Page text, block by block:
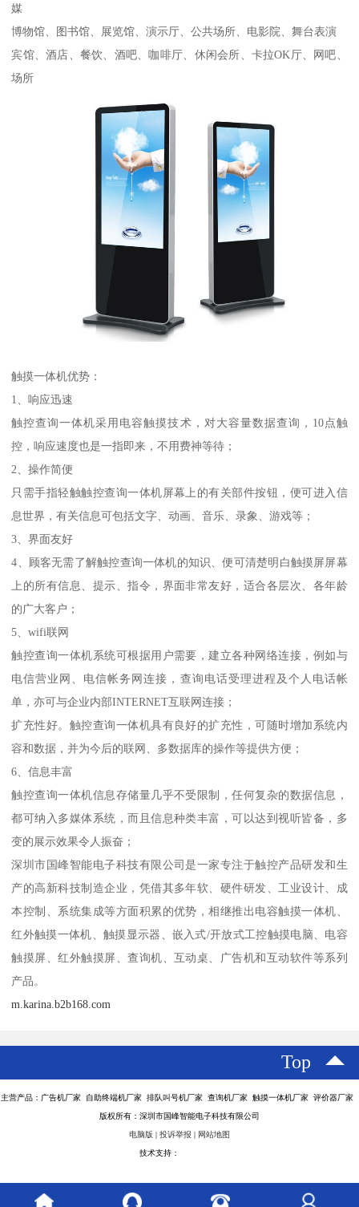
媒
博物馆、图书馆、展览馆、演示厅、公共场所、电影院、舞台表演
宾馆、酒店、餐饮、酒吧、咖啡厅、休闲会所、卡拉OK厅、网吧、
场所
触摸一体机优势：
1、响应迅速
触控查询一体机采用电容触摸技术，对大容量数据查询，10点触
控，响应速度也是一指即来，不用费神等待；
2、操作简便
只需手指轻触触控查询一体机屏幕上的有关部件按钮，便可进入信
息世界，有关信息可包括文字、动画、音乐、录象、游戏等；
3、界面友好
4、顾客无需了解触控查询一体机的知识、便可清楚明白触摸屏屏幕
上的所有信息、提示、指令，界面非常友好，适合各层次、各年龄
的广大客户；
5、wifi联网
触控查询一体机系统可根据用户需要，建立各种网络连接，例如与
电信营业网、电信帐务网连接，查询电话受理进程及个人电话帐
单，亦可与企业内部INTERNET互联网连接；
扩充性好。触控查询一体机具有良好的扩充性，可随时增加系统内
容和数据，并为今后的联网、多数据库的操作等提供方便；
6、信息丰富
触控查询一体机信息存储量几乎不受限制，任何复杂的数据信息，
都可纳入多媒体系统，而且信息种类丰富，可以达到视听皆备，多
变的展示效果令人振奋；
深圳市国峰智能电子科技有限公司是一家专注于触控产品研发和生
产的高新科技制造企业，凭借其多年软、硬件研发、工业设计、成
本控制、系统集成等方面积累的优势，相继推出电容触摸一体机、
红外触摸一体机、触摸显示器、嵌入式/开放式工控触摸电脑、电容
触摸屏、红外触摸屏、查询机、互动桌、广告机和互动软件等系列
产品。
m.karina.b2b168.com
Top
主营产品：广告机厂家 自助终端机厂家 排队叫号机厂家 查询机厂家 触摸一体机厂家 评价器厂家
版权所有：深圳市国峰智能电子科技有限公司
电脑版 投诉举报 网站地图
技术支持：